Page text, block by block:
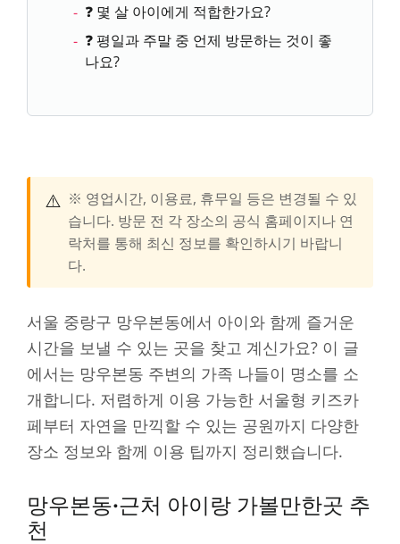
❓ 몇 살 아이에게 적합한가요?
❓ 평일과 주말 중 언제 방문하는 것이 좋
나요?
⚠️ ※ 영업시간, 이용료, 휴무일 등은 변경될 수 있
습니다. 방문 전 각 장소의 공식 홈페이지나 연
락처를 통해 최신 정보를 확인하시기 바랍니
다.
서울 중랑구 망우본동에서 아이와 함께 즐거운
시간을 보낼 수 있는 곳을 찾고 계신가요? 이 글
에서는 망우본동 주변의 가족 나들이 명소를 소
개합니다. 저렴하게 이용 가능한 서울형 키즈카
페부터 자연을 만끽할 수 있는 공원까지 다양한
장소 정보와 함께 이용 팁까지 정리했습니다.
망우본동·근처 아이랑 가볼만한곳 추
천